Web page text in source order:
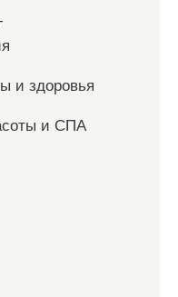
и здоровья
и СПА